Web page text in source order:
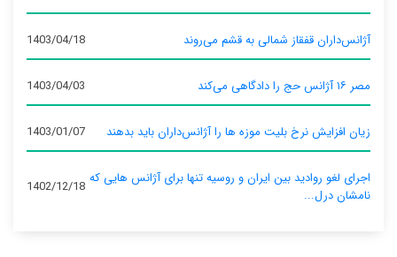
آژانس‌داران قفقاز شمالی به قشم می‌روند 1403/04/18
مصر ۱۶ آژانس حج را دادگاهی می‌کند 1403/04/03
زیان افزایش نرخ بلیت موزه ها را آژانس‌داران باید بدهند 1403/01/07
اجرای لغو روادید بین ایران و روسیه تنها برای آژانس‌ هایی که
نامشان درل...
1402/12/18